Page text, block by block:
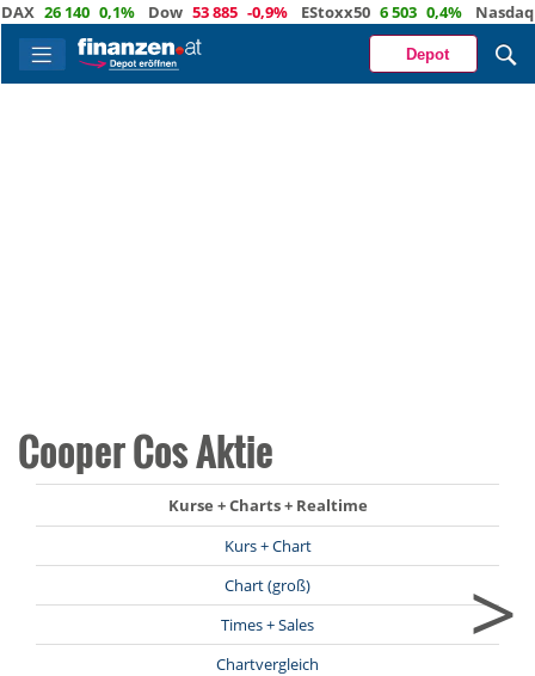
26 140 0,1% Dow 53 885 -0,9% EStoxx50 6 503 0,4% Nasdaq 29
Depot
Cooper Cos Aktie
Kurse + Charts + Realtime
Kurs + Chart
Chart (groß)
Times + Sales
Chartvergleich
>